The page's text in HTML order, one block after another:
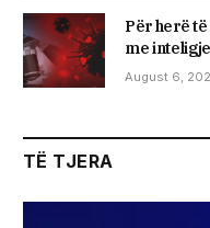
Për herë
me
August 6,
TË TJERA